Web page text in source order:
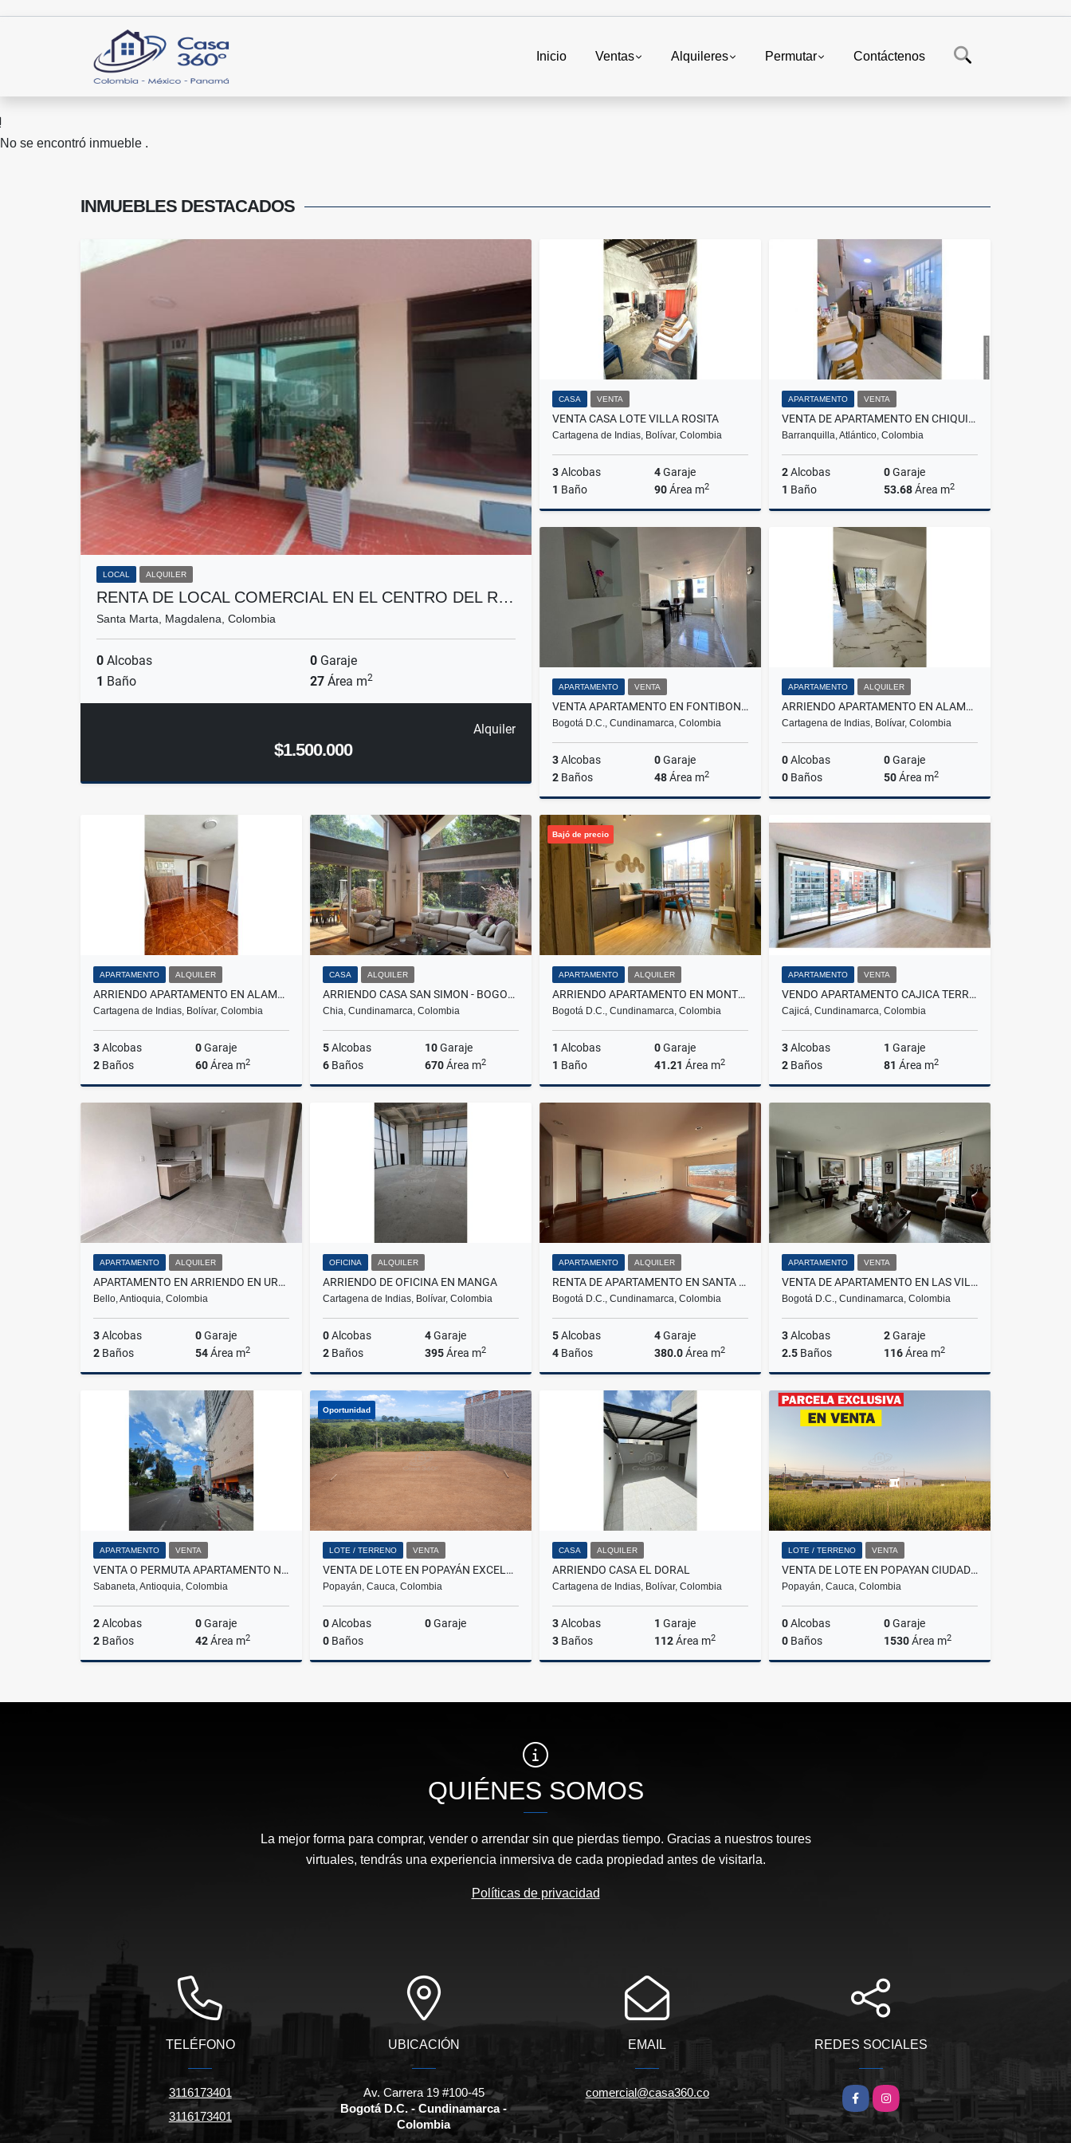
Inicio Ventas Alquileres Permutar Contáctenos
No se encontró inmueble .
INMUEBLES DESTACADOS
LOCAL ALQUILER
RENTA DE LOCAL COMERCIAL EN EL CENTRO DEL R…
Santa Marta, Magdalena, Colombia
0 Alcobas 0 Garaje
1 Baño 27 Área m2
Alquiler
$1.500.000
CASA VENTA
VENTA CASA LOTE VILLA ROSITA
Cartagena de Indias, Bolívar, Colombia
3Alcobas 4Garaje
1 Baño 90Área m2
Venta
APARTAMENTO VENTA
VENTA DE APARTAMENTO EN CHIQUINQUIRA BARRANQUILLA
Barranquilla, Atlántico, Colombia
2Alcobas 0Garaje
1 Baño 53.68Área m2
$145.000.000
APARTAMENTO VENTA
VENTA APARTAMENTO EN FONTIBON SAN PABLO
Bogotá D.C., Cundinamarca, Colombia
3Alcobas 0Garaje
2 Baños 48Área m2
Venta
$280.000.000
APARTAMENTO ALQUILER
ARRIENDO APARTAMENTO EN ALAMEDA LA VICTORIA
Cartagena de Indias, Bolívar, Colombia
0Alcobas 0Garaje
0 Baños 50Área m2
Alquiler
APARTAMENTO ALQUILER
ARRIENDO APARTAMENTO EN ALAMEDA LA VICTORIA
Cartagena de Indias, Bolívar, Colombia
3Alcobas 0Garaje
2 Baños 60Área m2
$1.350.000
CASA ALQUILER
ARRIENDO CASA SAN SIMON - BOGOTA
Chia, Cundinamarca, Colombia
5Alcobas 10Garaje
6 Baños 670Área m2
$18.000.000
Bajó de precio
APARTAMENTO ALQUILER
ARRIENDO APARTAMENTO EN MONTEVIDEO SALITRE FONTIBON BOGOTÁ
Bogotá D.C., Cundinamarca, Colombia
1 Alcobas 0Garaje
1 Baño 41.21 Área m2
APARTAMENTO VENTA
VENDO APARTAMENTO CAJICA TERRASABANA
Cajicá, Cundinamarca, Colombia
3Alcobas 1 Garaje
2 Baños 81 Área m2
APARTAMENTO ALQUILER
APARTAMENTO EN ARRIENDO EN URBANIZACIÓN SENDERO SILVESTRE
Bello, Antioquia, Colombia
3Alcobas 0Garaje
2 Baños 54Área m2
Alquiler
$1.700.000
OFICINA ALQUILER
ARRIENDO DE OFICINA EN MANGA
Cartagena de Indias, Bolívar, Colombia
0Alcobas 4Garaje
2 Baños 395Área m2
Alquiler
$47.400.000
APARTAMENTO ALQUILER
RENTA DE APARTAMENTO EN SANTA BARBARA
Bogotá D.C., Cundinamarca, Colombia
5Alcobas 4Garaje
4 Baños 380.0Área m2
$14.000.000 $14.000.000
APARTAMENTO VENTA
VENTA DE APARTAMENTO EN LAS VILLAS - BOGOTÁ
Bogotá D.C., Cundinamarca, Colombia
3Alcobas 2Garaje
2.5 Baños 116Área m2
$740.000.000
APARTAMENTO VENTA
VENTA O PERMUTA APARTAMENTO NUEVO EN SABANETA ANTIOQUIA - E.C.
Sabaneta, Antioquia, Colombia
2Alcobas 0Garaje
2 Baños 42Área m2
$350.000.000
Oportunidad
LOTE / TERRENO VENTA
VENTA DE LOTE EN POPAYÁN EXCELENTE UBICACIÓN
Popayán, Cauca, Colombia
0Alcobas 0Garaje
0 Baños
$59.000.000
CASA ALQUILER
ARRIENDO CASA EL DORAL
Cartagena de Indias, Bolívar, Colombia
3Alcobas 1 Garaje
3 Baños 112Área m2
$3.200.000
LOTE / TERRENO VENTA
VENTA DE LOTE EN POPAYAN CIUDAD VERDE
Popayán, Cauca, Colombia
0Alcobas 0Garaje
0 Baños 1530Área m2
$330.000.000
QUIÉNES SOMOS
La mejor forma para comprar, vender o arrendar sin que pierdas tiempo. Gracias a nuestros toures
virtuales, tendrás una experiencia inmersiva de cada propiedad antes de visitarla.
Políticas de privacidad
TELÉFONO
3116173401
3116173401
UBICACIÓN
Av. Carrera 19 #100-45
Bogotá D.C. - Cundinamarca -
Colombia
EMAIL
comercial@casa360.co
REDES SOCIALES
FacebookInstagram